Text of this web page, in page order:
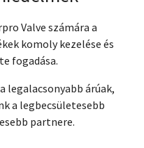
Valve számára a
komoly kezelése és
fogadása.
árúak,
a legbecsületesebb
partnere.